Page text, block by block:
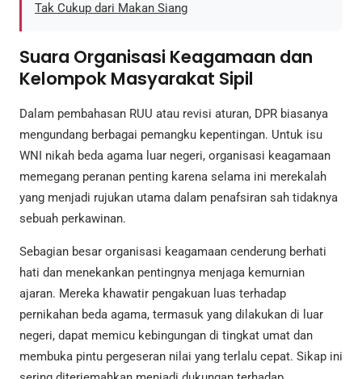
Tak Cukup dari Makan Siang
Suara Organisasi Keagamaan dan
Kelompok Masyarakat Sipil
Dalam pembahasan RUU atau revisi aturan, DPR biasanya
mengundang berbagai pemangku kepentingan. Untuk isu
WNI nikah beda agama luar negeri, organisasi keagamaan
memegang peranan penting karena selama ini merekalah
yang menjadi rujukan utama dalam penafsiran sah tidaknya
sebuah perkawinan.
Sebagian besar organisasi keagamaan cenderung berhati
hati dan menekankan pentingnya menjaga kemurnian
ajaran. Mereka khawatir pengakuan luas terhadap
pernikahan beda agama, termasuk yang dilakukan di luar
negeri, dapat memicu kebingungan di tingkat umat dan
membuka pintu pergeseran nilai yang terlalu cepat. Sikap ini